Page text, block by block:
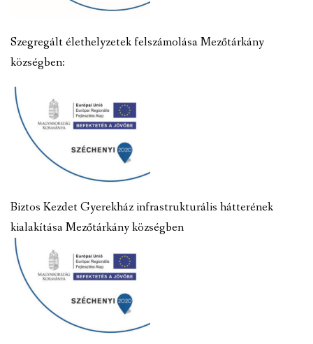
Szegregált élethelyzetek felszámolása Mezőtárkány
községben:
Biztos Kezdet Gyerekház infrastrukturális hátterének
kialakítása Mezőtárkány községben